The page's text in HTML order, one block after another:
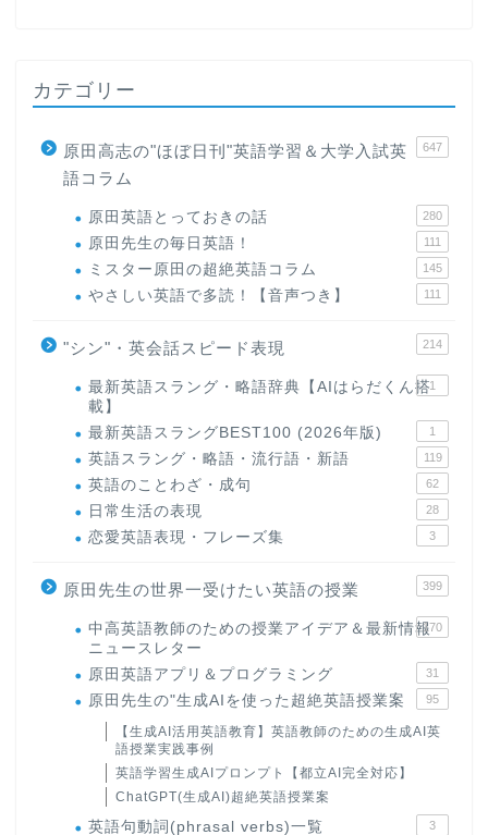
カテゴリー
原田高志の"ほぼ日刊"英語学習＆大学入試英
語コラム
647
原田英語とっておきの話 280
原田先生の毎日英語！ 111
ミスター原田の超絶英語コラム 145
やさしい英語で多読！【音声つき】 111
"シン"・英会話スピード表現 214
最新英語スラング・略語辞典【AIはらだくん搭
載】
1
最新英語スラングBEST100 (2026年版) 1
英語スラング・略語・流行語・新語 119
英語のことわざ・成句 62
日常生活の表現 28
恋愛英語表現・フレーズ集 3
原田先生の世界一受けたい英語の授業 399
中高英語教師のための授業アイデア＆最新情報
ニュースレター
170
原田英語アプリ＆プログラミング 31
原田先生の"生成AIを使った超絶英語授業案 95
【生成AI活用英語教育】英語教師のための生成AI英
語授業実践事例
英語学習生成AIプロンプト【都立AI完全対応】
ChatGPT(生成AI)超絶英語授業案
英語句動詞(phrasal verbs)一覧 3